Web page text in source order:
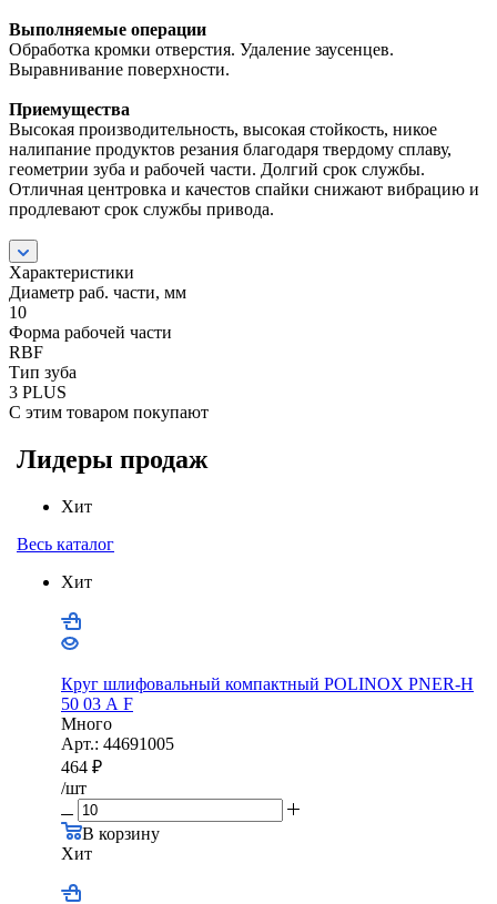
Выполняемые операции
Обработка кромки отверстия. Удаление заусенцев.
Выравнивание поверхности.
Приемущества
Высокая производительность, высокая стойкость, никое
налипание продуктов резания благодаря твердому сплаву,
геометрии зуба и рабочей части. Долгий срок службы.
Отличная центровка и качестов спайки снижают вибрацию и
продлевают срок службы привода.
Характеристики
Диаметр раб. части, мм
10
Форма рабочей части
RBF
Тип зуба
3 PLUS
С этим товаром покупают
Лидеры продаж
Хит
Весь каталог
Хит
Круг шлифовальный компактный POLINOX PNER-Н
50 03 А F
Много
Арт.: 44691005
464 ₽
/шт
В корзину
Хит